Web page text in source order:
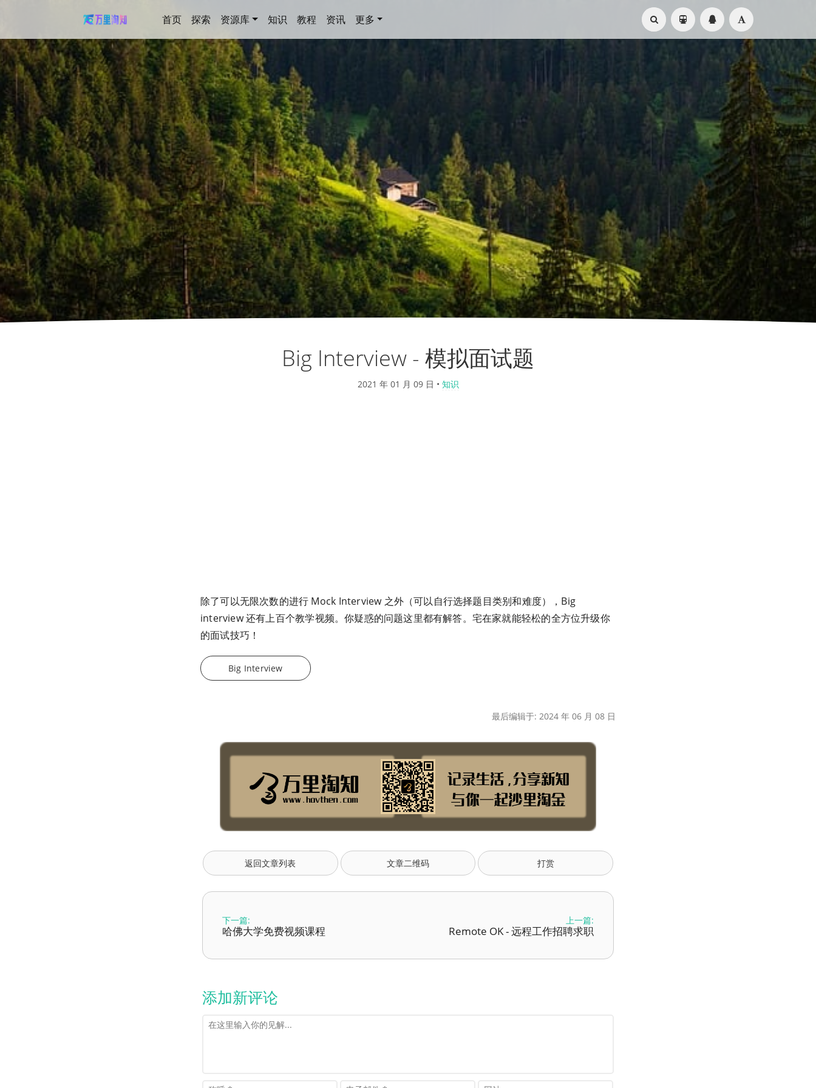
首页 探索 资源库 知识 教程 资讯 更多
Big Interview - 模拟面试题
2021 年 01 月 09 日 • 知识
除了可以无限次数的进行 Mock Interview 之外（可以自行选择题目类别和难度），Big
interview 还有上百个教学视频。你疑惑的问题这里都有解答。宅在家就能轻松的全方位升级你
的面试技巧！
Big Interview
最后编辑于: 2024 年 06 月 08 日
返回文章列表 文章二维码 打赏
下一篇:
哈佛大学免费视频课程
上一篇:
Remote OK - 远程工作招聘求职
添加新评论